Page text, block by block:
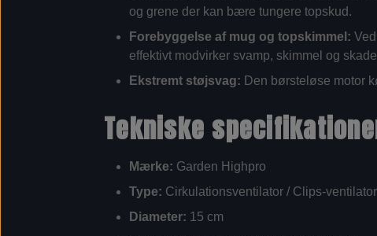
og grene der kan bære tungere topskud.
Forebyggelse af mug og topskimmel:
effektivt modvirker svamp, skimmel og
Ekstremt støjsvag: Den børsteløse motor
Tekniske
Mærke: Garden Highpro
Type: Cirkulationsventilator / Clips-ventilator
Diameter: 15 cm